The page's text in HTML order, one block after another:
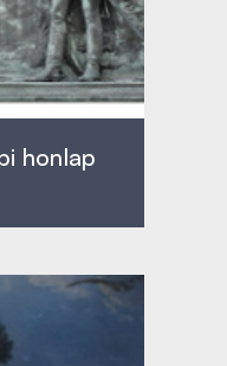
honlap